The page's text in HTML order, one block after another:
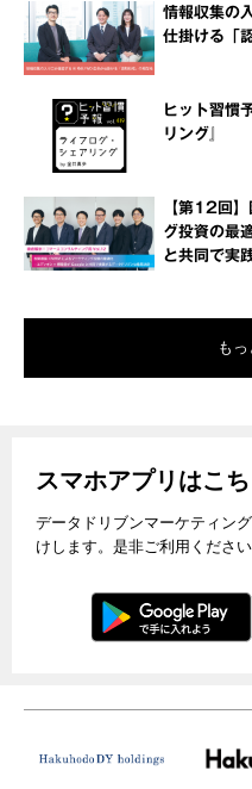
情報収集の
仕掛ける「
ヒット習慣
リング』
【第12回
グ投資の最
と共同で実
も
スマホアプリはこ
データドリブンマーケティン
けします。是非ご利用ください